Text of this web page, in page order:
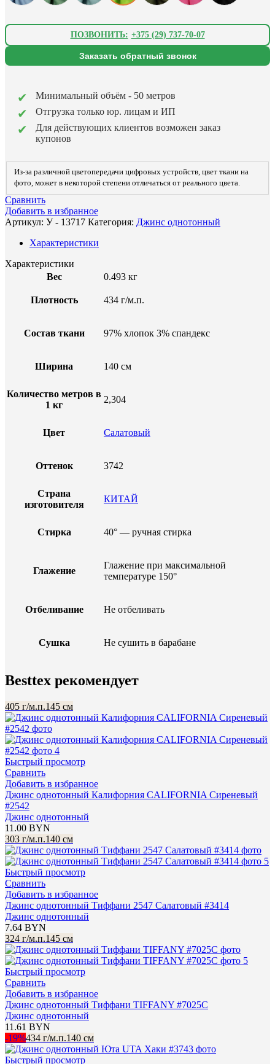
ПОЗВОНИТЬ: +375 (29) 737-70-07
Заказать обратный звонок
Минимальный объём - 50 метров
Отгрузка только юр. лицам и ИП
Для действующих клиентов возможен заказ
купонов
Из-за различной цветопередачи цифровых устройств, цвет ткани на
фото, может в некоторой степени отличаться от реального цвета.
Сравнить
Добавить в избранное
Артикул: У - 13717 Категория: Джинс однотонный
Характеристики
Характеристики
Вес
0.493 кг
Плотность 434 г/м.п.
Состав ткани 97% хлопок 3% спандекс
Ширина 140 см
Количество метров в
1 кг
2,304
Цвет Салатовый
Оттенок 3742
Страна
изготовителя
КИТАЙ
Стирка 40° — ручная стирка
Глажение
Глажение при максимальной
температуре 150°
Отбеливание Не отбеливать
Сушка Не сушить в барабане
Besttex рекомендует
405 г/м.п.145 см
Быстрый просмотр
Сравнить
Добавить в избранное
Джинс однотонный Калифорния CALIFORNIA Сиреневый
#2542
Джинс однотонный
11.00 BYN
303 г/м.п.140 см
Быстрый просмотр
Сравнить
Добавить в избранное
Джинс однотонный Тиффани 2547 Салатовый #3414
Джинс однотонный
7.64 BYN
324 г/м.п.145 см
Быстрый просмотр
Сравнить
Добавить в избранное
Джинс однотонный Тиффани TIFFANY #7025C
Джинс однотонный
11.61 BYN
-19%434 г/м.п.140 см
Быстрый просмотр